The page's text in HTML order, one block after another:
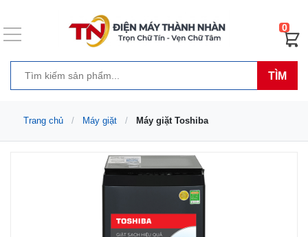
TÌM
0
Trang chủ Máy giặt Máy giặt Toshiba